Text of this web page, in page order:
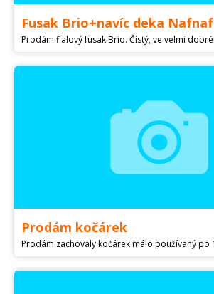
Fusak Brio+navíc deka Nafnaf
Prodám kočárek